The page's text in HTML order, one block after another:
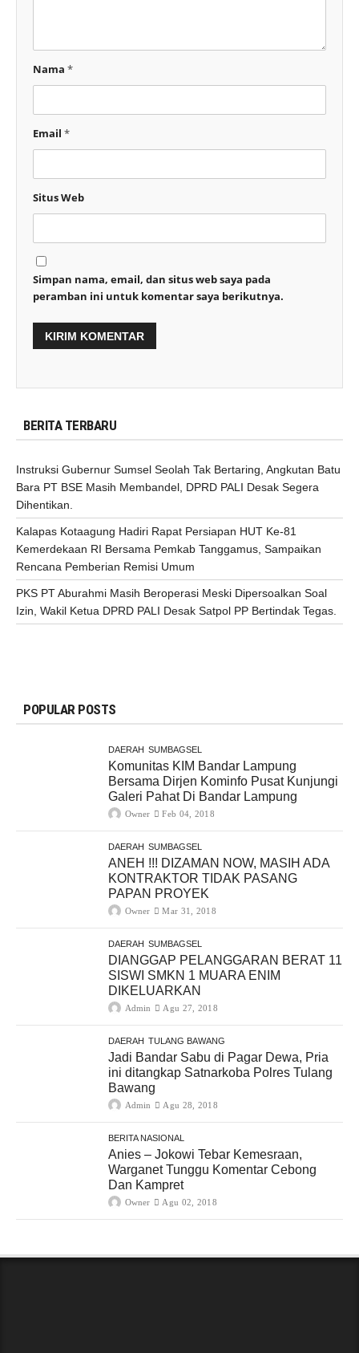
Nama *
Email *
Situs Web
Simpan nama, email, dan situs web saya pada
peramban ini untuk komentar saya berikutnya.
BERITA TERBARU
Instruksi Gubernur Sumsel Seolah Tak Bertaring, Angkutan Batu
Bara PT BSE Masih Membandel, DPRD PALI Desak Segera
Dihentikan.
Kalapas Kotaagung Hadiri Rapat Persiapan HUT Ke-81
Kemerdekaan RI Bersama Pemkab Tanggamus, Sampaikan
Rencana Pemberian Remisi Umum
PKS PT Aburahmi Masih Beroperasi Meski Dipersoalkan Soal
Izin, Wakil Ketua DPRD PALI Desak Satpol PP Bertindak Tegas.
POPULAR POSTS
DAERAH SUMBAGSEL
Komunitas KIM Bandar Lampung
Bersama Dirjen Kominfo Pusat Kunjungi
Galeri Pahat Di Bandar Lampung
Owner Feb 04, 2018
DAERAH SUMBAGSEL
ANEH !!! DIZAMAN NOW, MASIH ADA
KONTRAKTOR TIDAK PASANG
PAPAN PROYEK
Owner Mar 31, 2018
DAERAH SUMBAGSEL
DIANGGAP PELANGGARAN BERAT 11
SISWI SMKN 1 MUARA ENIM
DIKELUARKAN
Admin Agu 27, 2018
DAERAH TULANG BAWANG
Jadi Bandar Sabu di Pagar Dewa, Pria
ini ditangkap Satnarkoba Polres Tulang
Bawang
Admin Agu 28, 2018
BERITA NASIONAL
Anies – Jokowi Tebar Kemesraan,
Warganet Tunggu Komentar Cebong
Dan Kampret
Owner Agu 02, 2018